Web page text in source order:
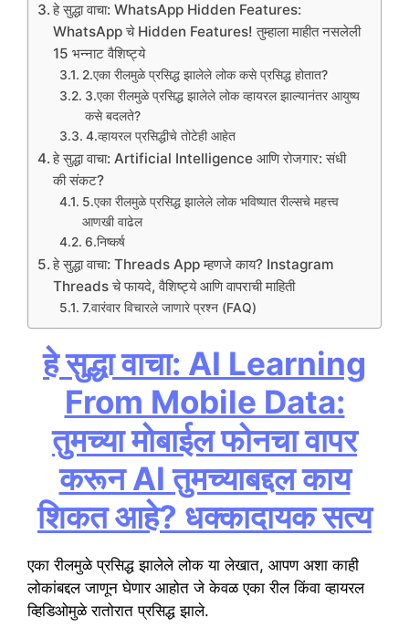
हे सुद्धा वाचा: WhatsApp Hidden Features:
WhatsApp चे Hidden Features! तुम्हाला माहीत नसलेली
15 भन्नाट वैशिष्ट्ये
2.एका रीलमुळे प्रसिद्ध झालेले लोक कसे प्रसिद्ध होतात?
3.एका रीलमुळे प्रसिद्ध झालेले लोक व्हायरल झाल्यानंतर आयुष्य
कसे बदलते?
4.व्हायरल प्रसिद्धीचे तोटेही आहेत
हे सुद्धा वाचा: Artificial Intelligence आणि रोजगार: संधी
की संकट?
5.एका रीलमुळे प्रसिद्ध झालेले लोक भविष्यात रील्सचे महत्त्व
आणखी वाढेल
6.निष्कर्ष
हे सुद्धा वाचा: Threads App म्हणजे काय? Instagram
Threads चे फायदे, वैशिष्ट्ये आणि वापराची माहिती
7.वारंवार विचारले जाणारे प्रश्न (FAQ)
हे सुद्धा वाचा: AI Learning
From Mobile Data:
तुमच्या मोबाईल फोनचा वापर
करून AI तुमच्याबद्दल काय
शिकत आहे? धक्कादायक सत्य
एका रीलमुळे प्रसिद्ध झालेले लोक या लेखात, आपण अशा काही
लोकांबद्दल जाणून घेणार आहोत जे केवळ एका रील किंवा व्हायरल
व्हिडिओमुळे रातोरात प्रसिद्ध झाले.